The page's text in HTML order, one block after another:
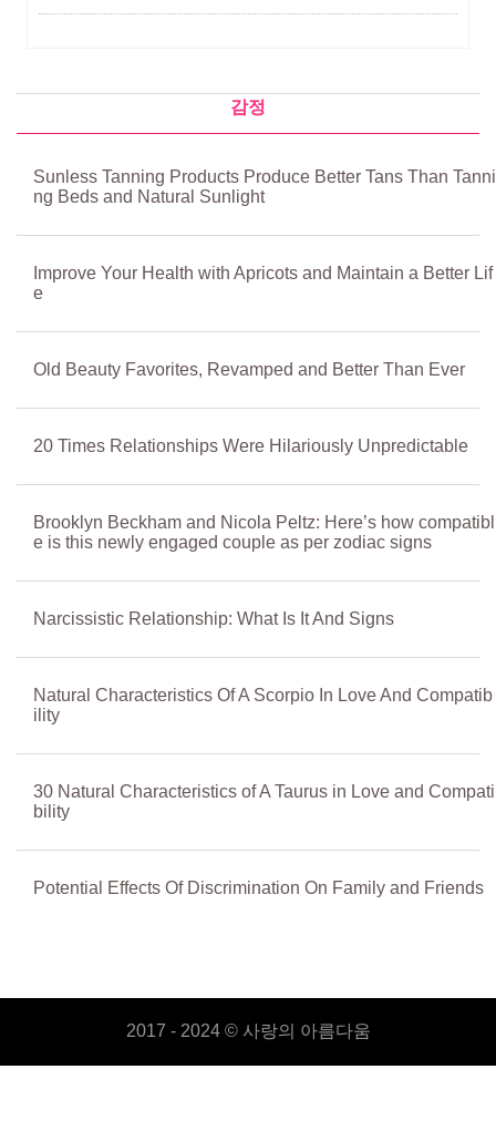
감정
Sunless Tanning Products Produce Better Tans Than Tanni
ng Beds and Natural Sunlight
Improve Your Health with Apricots and Maintain a Better Lif
e
Old Beauty Favorites, Revamped and Better Than Ever
20 Times Relationships Were Hilariously Unpredictable
Brooklyn Beckham and Nicola Peltz: Here’s how compatibl
e is this newly engaged couple as per zodiac signs
Narcissistic Relationship: What Is It And Signs
Natural Characteristics Of A Scorpio In Love And Compatib
ility
30 Natural Characteristics of A Taurus in Love and Compati
bility
Potential Effects Of Discrimination On Family and Friends
2017 - 2024 © 사랑의 아름다움